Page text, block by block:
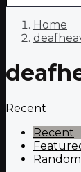
Home
Recent
Recent
Random